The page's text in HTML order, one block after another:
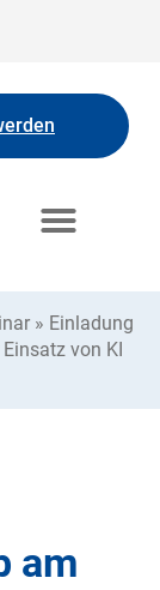
» Einladung
von KI
am